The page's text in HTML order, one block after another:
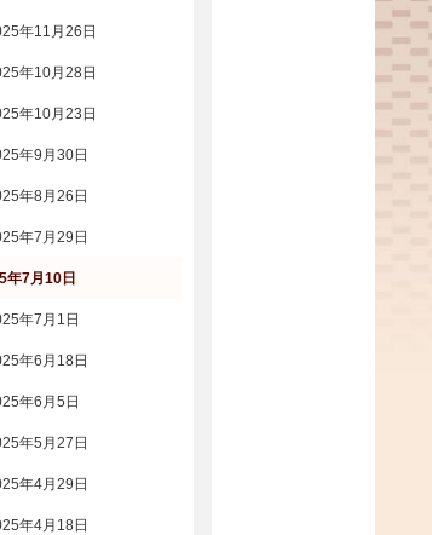
年11月26日
年10月28日
年10月23日
年9月30日
年8月26日
年7月29日
年7月10日
年7月1日
年6月18日
年6月5日
年5月27日
年4月29日
年4月18日